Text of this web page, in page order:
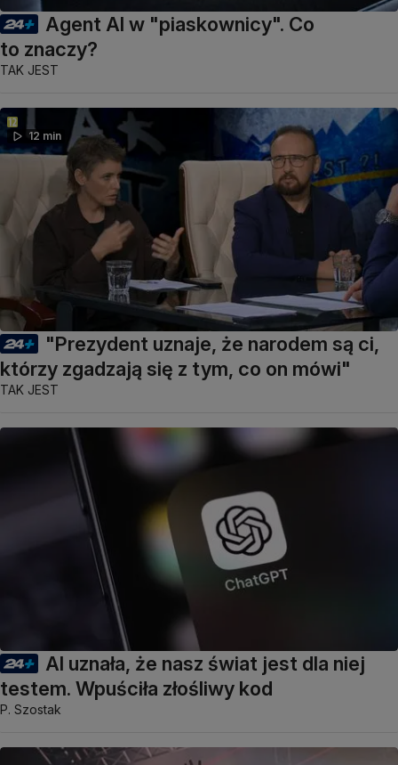
Agent AI w "piaskownicy". Co
to znaczy?
TAK JEST
12 min
"Prezydent uznaje, że narodem są ci,
którzy zgadzają się z tym, co on mówi"
TAK JEST
AI uznała, że nasz świat jest dla niej
testem. Wpuściła złośliwy kod
P. Szostak